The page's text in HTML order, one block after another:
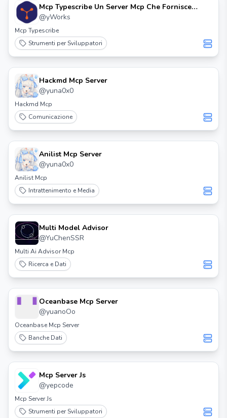
Mcp Typescribe Un Server Mcp Che Fornisce
Informazioni Api Llms
@yWorks
Mcp Typescribe
Strumenti per Sviluppatori
Hackmd Mcp Server
@yuna0x0
Hackmd Mcp
Comunicazione
Anilist Mcp Server
@yuna0x0
Anilist Mcp
Intrattenimento e Media
Multi Model Advisor
@YuChenSSR
Multi Ai Advisor Mcp
Ricerca e Dati
Oceanbase Mcp Server
@yuanoOo
Oceanbase Mcp Server
Banche Dati
Mcp Server Js
@yepcode
Mcp Server Js
Strumenti per Sviluppatori